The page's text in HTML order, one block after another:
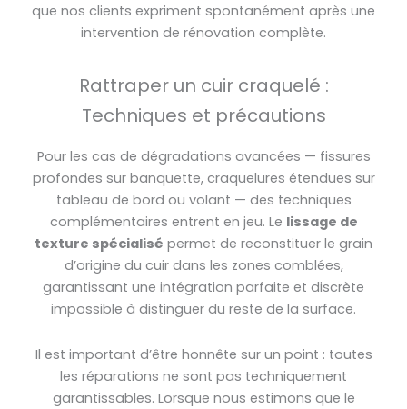
que nos clients expriment spontanément après une
intervention de rénovation complète.
Rattraper un cuir craquelé :
Techniques et précautions
Pour les cas de dégradations avancées — fissures
profondes sur banquette, craquelures étendues sur
tableau de bord ou volant — des techniques
complémentaires entrent en jeu. Le lissage de
texture spécialisé permet de reconstituer le grain
d’origine du cuir dans les zones comblées,
garantissant une intégration parfaite et discrète
impossible à distinguer du reste de la surface.
Il est important d’être honnête sur un point : toutes
les réparations ne sont pas techniquement
garantissables. Lorsque nous estimons que le